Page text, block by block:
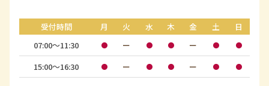
受付時間 月 火 水 木 金 土
日
07:00〜11:30
● ー ● ● ー ● ●
15:00〜16:30 ● ー ● ● ー ● ●